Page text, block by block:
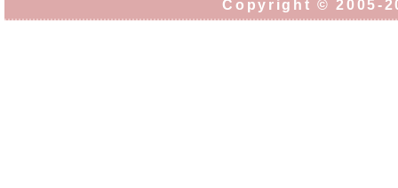
Copyright © 2005-